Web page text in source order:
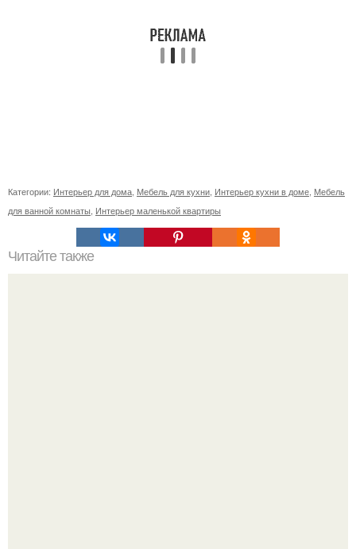
Категории: Интерьер для дома Мебель для кухни Интерьер кухни в доме Мебель
для ванной комнаты Интерьер маленькой квартиры
Читайте также